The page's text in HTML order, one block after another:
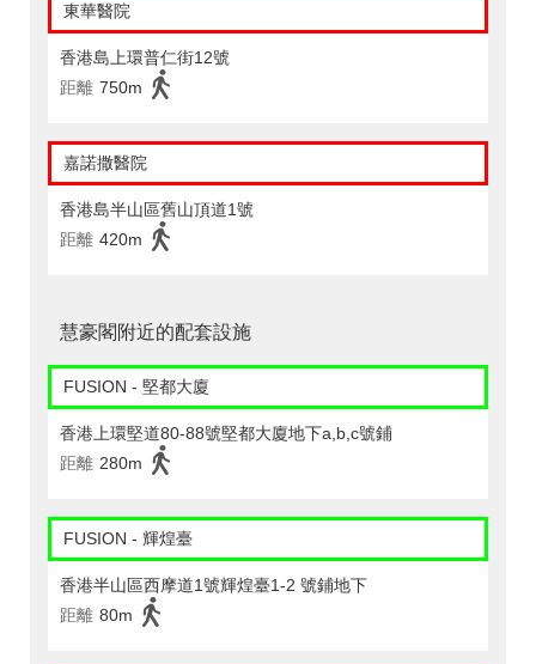
東華醫院
香港島上環普仁街12號
距離 750m
嘉諾撒醫院
香港島半山區舊山頂道1號
距離 420m
慧豪閣附近的配套設施
FUSION - 堅都大廈
香港上環堅道80-88號堅都大廈地下a,b,c號鋪
距離 280m
FUSION - 輝煌臺
香港半山區西摩道1號輝煌臺1-2 號鋪地下
距離 80m